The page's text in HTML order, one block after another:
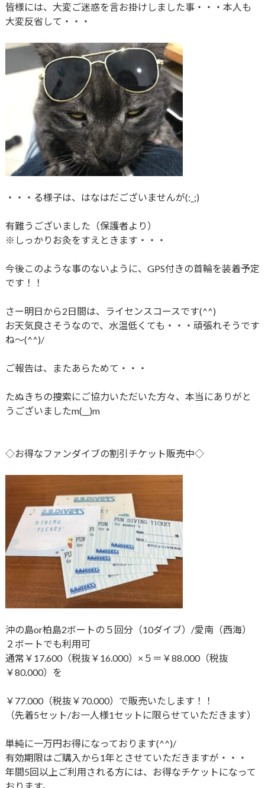
皆様には、大変ご迷惑を言お掛けしました事・・・本人も
大変反省して・・・
・・・る様子は、はなはだございませんが(:_;)
有難うございました（保護者より）
※しっかりお灸をすえときます・・・
今後このような事のないように、GPS付きの首輪を装着予定
です！！
さー明日から2日間は、ライセンスコースです(^^)
お天気良さそうなので、水温低くても・・・頑張れそうです
ね～(^^)/
ご報告は、またあらためて・・・
たぬきちの捜索にご協力いただいた方々、本当にありがと
うございましたm(__)m
◇お得なファンダイブの割引チケット販売中◇
沖の島or柏島2ボートの５回分（10ダイブ）/愛南（西海）
２ボートでも利用可
通常￥17.600（税抜￥16.000）×５＝￥88.000（税抜
￥80.000）を
￥77.000（税抜￥70.000）で販売いたします！！
（先着5セット/お一人様1セットに限らせていただきます）
単純に一万円お得になっております(^^)/
有効期限はご購入から1年とさせていただきますが・・・
年間5回以上ご利用される方には、お得なチケットになって